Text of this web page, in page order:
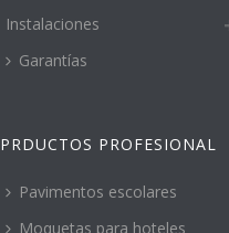
Instalaciones
Garantías
PRDUCTOS PROFESIONAL
Pavimentos escolares
Moquetas para hoteles